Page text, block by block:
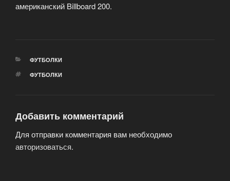
американский Billboard 200.
РУБРИКИ
ФУТБОЛКИ
МЕТКИ
ФУТБОЛКИ
Добавить комментарий
Для отправки комментария вам необходимо
авторизоваться.